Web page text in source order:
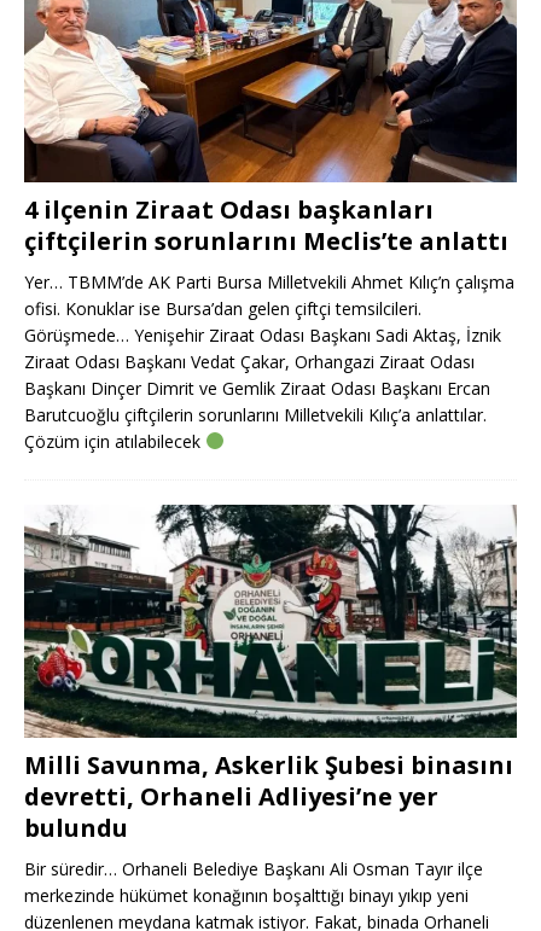
4 ilçenin Ziraat Odası başkanları
çiftçilerin sorunlarını Meclis’te anlattı
Yer… TBMM’de AK Parti Bursa Milletvekili Ahmet Kılıç’n çalışma
ofisi. Konuklar ise Bursa’dan gelen çiftçi temsilcileri.
Görüşmede… Yenişehir Ziraat Odası Başkanı Sadi Aktaş, İznik
Ziraat Odası Başkanı Vedat Çakar, Orhangazi Ziraat Odası
Başkanı Dinçer Dimrit ve Gemlik Ziraat Odası Başkanı Ercan
Barutcuoğlu çiftçilerin sorunlarını Milletvekili Kılıç’a anlattılar.
Çözüm için atılabilecek
Milli Savunma, Askerlik Şubesi binasını
devretti, Orhaneli Adliyesi’ne yer
bulundu
Bir süredir… Orhaneli Belediye Başkanı Ali Osman Tayır ilçe
merkezinde hükümet konağının boşalttığı binayı yıkıp yeni
düzenlenen meydana katmak istiyor. Fakat, binada Orhaneli